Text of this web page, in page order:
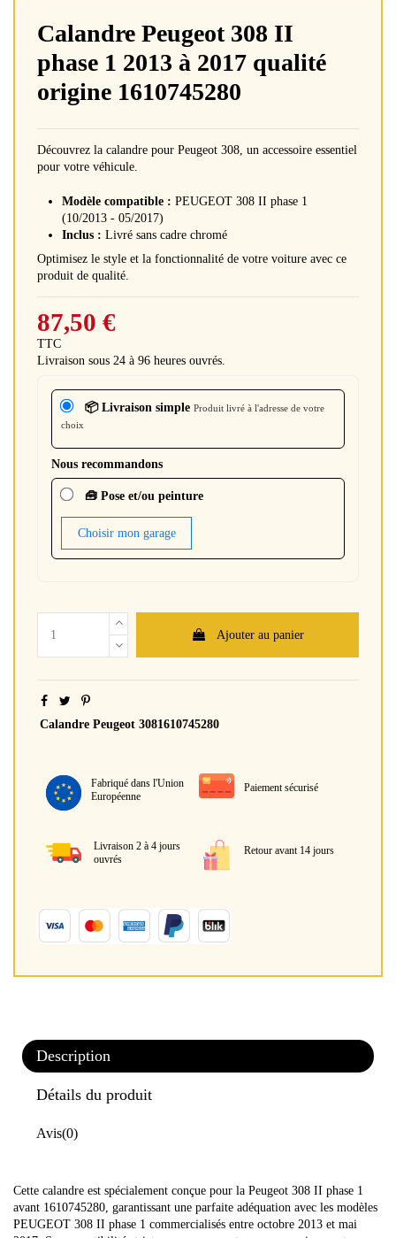
Calandre Peugeot 308 II
phase 1 2013 à 2017 qualité
origine 1610745280
Découvrez la calandre pour Peugeot 308, un accessoire essentiel
pour votre véhicule.
Modèle compatible : PEUGEOT 308 II phase 1
(10/2013 - 05/2017)
Inclus : Livré sans cadre chromé
Optimisez le style et la fonctionnalité de votre voiture avec ce
produit de qualité.
87,50 €
TTC
Livraison sous 24 à 96 heures ouvrés.
📦 Livraison simple Produit livré à l'adresse de votre
choix
Nous recommandons
🧰 Pose et/ou peinture
Choisir mon garage
Ajouter au panier
Calandre Peugeot 3081610745280
Fabriqué dans l'Union
Européenne
Paiement sécurisé
Livraison 2 à 4 jours
ouvrés
Retour avant 14 jours
Description
Détails du produit
Avis(0)
Cette calandre est spécialement conçue pour la Peugeot 308 II phase 1
avant 1610745280, garantissant une parfaite adéquation avec les modèles
PEUGEOT 308 II phase 1 commercialisés entre octobre 2013 et mai